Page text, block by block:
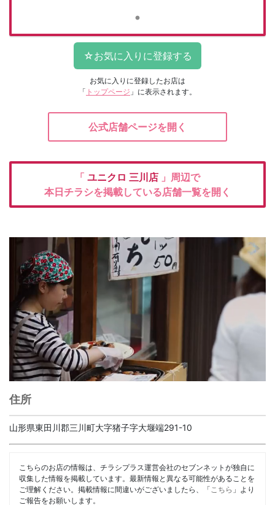
お気に入りに登録したお店は
「 トップページ 」に表示されます。
公式店舗ページを開く
「 ユニクロ 三川店 」周辺で
本日チラシを掲載している店舗一覧を開く
住所
山形県東田川郡三川町大字猪子字大堰端291-10
こちらのお店の情報は、チラシプラス運営会社のセブンネットが独自に
収集した情報を掲載しています。最新情報と異なる可能性があることを
ご理解ください。掲載情報に間違いがございましたら、「 こちら 」より
ご報告をお願いします。